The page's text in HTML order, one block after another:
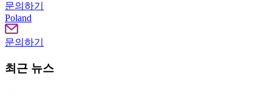
문의하기
Poland
문의하기
최근 뉴스